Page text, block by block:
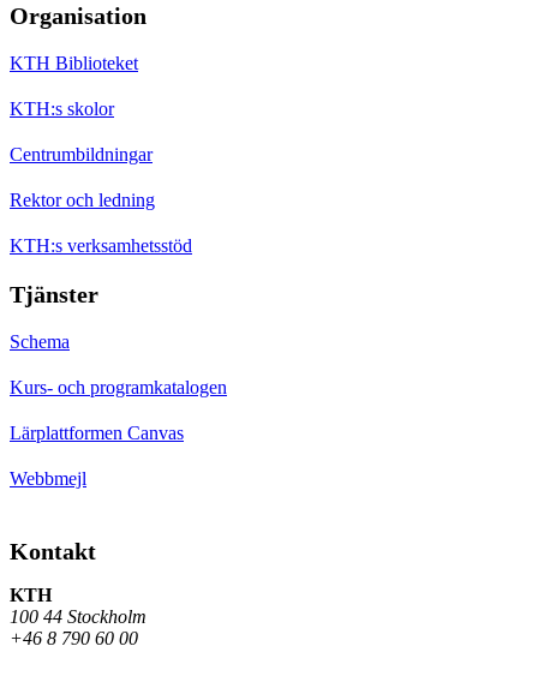
Organisation
KTH Biblioteket
KTH:s skolor
Centrumbildningar
Rektor och ledning
KTH:s verksamhetsstöd
Tjänster
Schema
Kurs- och programkatalogen
Lärplattformen Canvas
Webbmejl
Kontakt
KTH
100 44 Stockholm
+46 8 790 60 00